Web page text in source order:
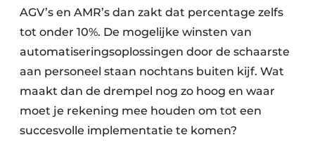
AGV’s en AMR’s dan zakt dat percentage zelfs
tot onder 10%. De mogelijke winsten van
automatiseringsoplossingen door de schaarste
aan personeel staan nochtans buiten kijf. Wat
maakt dan de drempel nog zo hoog en waar
moet je rekening mee houden om tot een
succesvolle implementatie te komen?